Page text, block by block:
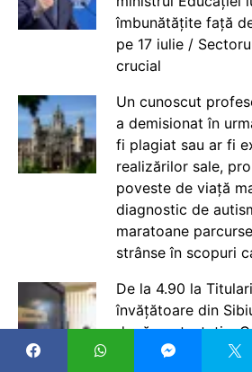
îmbunătățite față
pe 17 iulie /
crucial
Un cunoscut
a demisionat în
fi plagiat sau ar fi
realizărilor sale,
poveste de viață
diagnostic de
maratoane
strânse în scopuri
De la 4.90 la
învățătoare din
după contestație:
inițială, nu mă